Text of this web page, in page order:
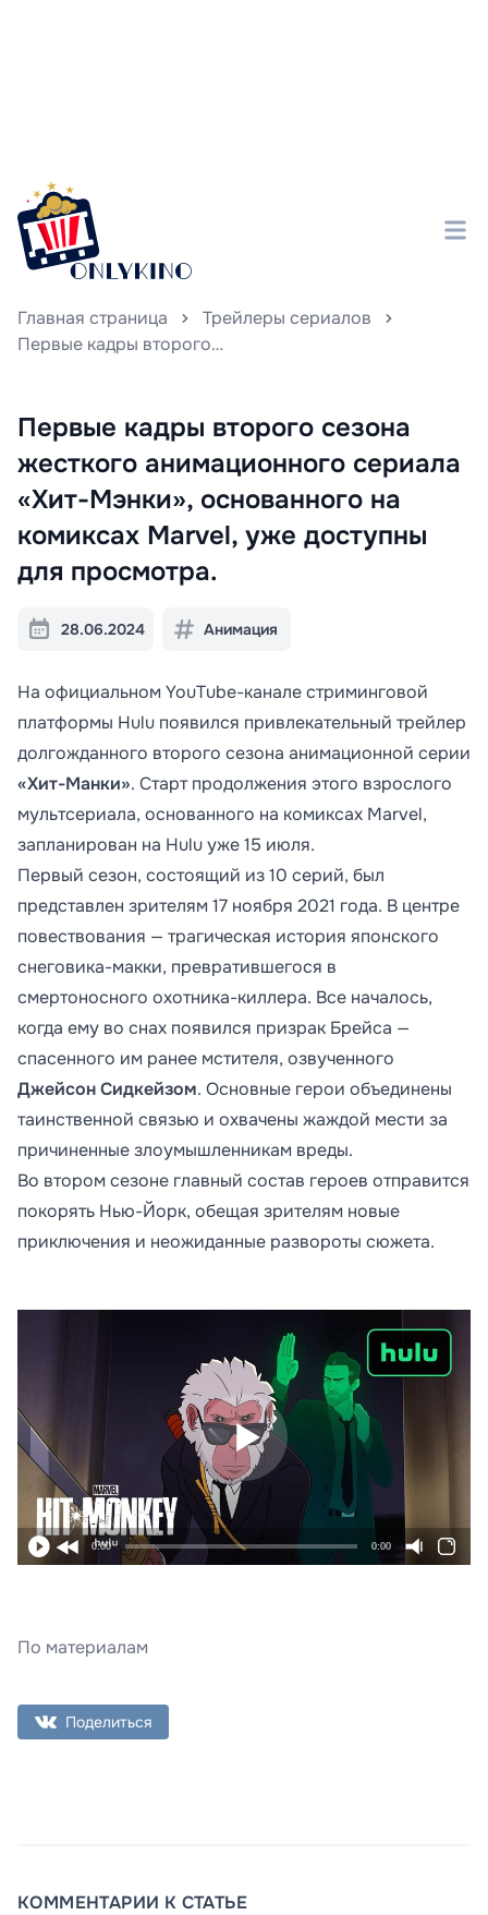
Главная страница
Трейлеры сериалов
Первые кадры второго сезона жесткого анимационного сериала «Хит-Мэнки», основанного на комиксах Marvel, уже доступны для просмотра.
Первые кадры второго сезона
жесткого анимационного сериала
«Хит-Мэнки», основанного на
комиксах Marvel, уже доступны
для просмотра.
28.06.2024 Анимация
На официальном YouTube-канале стриминговой
платформы Hulu появился привлекательный трейлер
долгожданного второго сезона анимационной серии
«Хит-Манки». Старт продолжения этого взрослого
мультсериала, основанного на комиксах Marvel,
запланирован на Hulu уже 15 июля.
Первый сезон, состоящий из 10 серий, был
представлен зрителям 17 ноября 2021 года. В центре
повествования — трагическая история японского
снеговика-макки, превратившегося в
смертоносного охотника-киллера. Все началось,
когда ему во снах появился призрак Брейса —
спасенного им ранее мстителя, озвученного
Джейсон Сидкейзом. Основные герои объединены
таинственной связью и охвачены жаждой мести за
причиненные злоумышленникам вреды.
Во втором сезоне главный состав героев отправится
покорять Нью-Йорк, обещая зрителям новые
приключения и неожиданные развороты сюжета.
0:00 0:00
По материалам
Поделиться
КОММЕНТАРИИ К СТАТЬЕ